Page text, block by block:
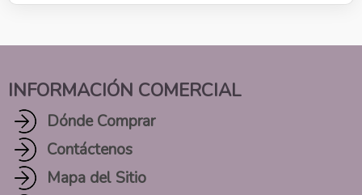
INFORMACIÓN COMERCIAL
Dónde Comprar
Contáctenos
Mapa del Sitio